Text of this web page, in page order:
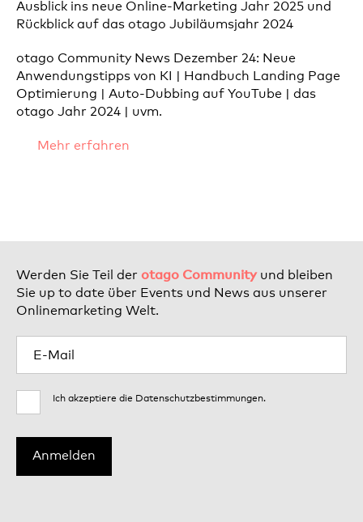
Ausblick ins neue Online-Marketing Jahr 2025 und
Rückblick auf das otago Jubiläumsjahr 2024
otago Community News Dezember 24: Neue
Anwendungstipps von KI | Handbuch Landing Page
Optimierung | Auto-Dubbing auf YouTube | das
otago Jahr 2024 | uvm.
Mehr erfahren
Werden Sie Teil der otago Communityund bleiben
Sie up to date über Events und News aus unserer
Onlinemarketing Welt.
Ich akzeptiere die Datenschutzbestimmungen.